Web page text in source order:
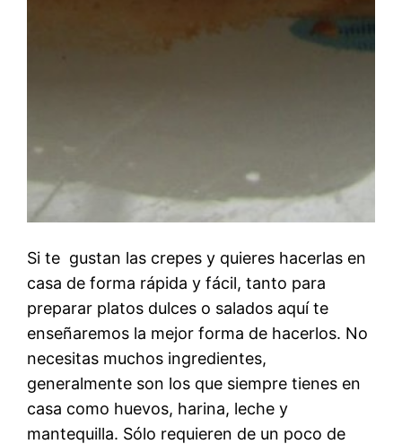
Si te gustan las crepes y quieres hacerlas en
casa de forma rápida y fácil, tanto para
preparar platos dulces o salados aquí te
enseñaremos la mejor forma de hacerlos. No
necesitas muchos ingredientes,
generalmente son los que siempre tienes en
casa como huevos, harina, leche y
mantequilla. Sólo requieren de un poco de